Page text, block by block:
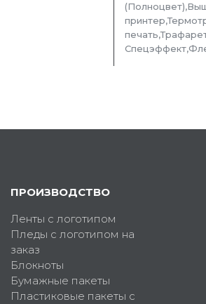
ПРОИЗВОДСТВО
Ленты с логотипом
Пледы с логотипом на
заказ
Блокноты
Бумажные пакеты
Пластиковые пакеты с